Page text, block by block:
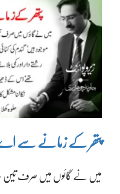
پتھر کے زمانے سے
میں نے گائوں میں صرف